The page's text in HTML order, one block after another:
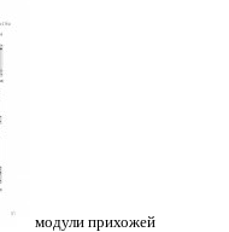
модули прихожей